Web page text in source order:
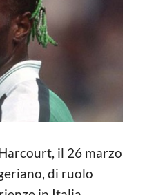
il 26 marzo
di ruolo